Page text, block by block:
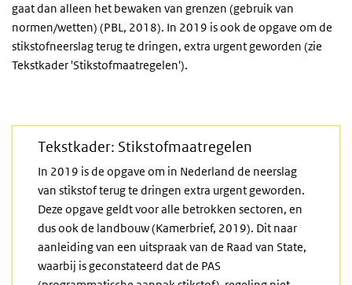
gaat dan alleen het bewaken van grenzen (gebruik van
normen/wetten) (PBL, 2018). In 2019 is ook de opgave om de
stikstofneerslag terug te dringen, extra urgent geworden (zie
Tekstkader 'Stikstofmaatregelen').
Tekstkader: Stikstofmaatregelen
In 2019 is de opgave om in Nederland de neerslag
van stikstof terug te dringen extra urgent geworden.
Deze opgave geldt voor alle betrokken sectoren, en
dus ook de landbouw (Kamerbrief, 2019). Dit naar
aanleiding van een uitspraak van de Raad van State,
waarbij is geconstateerd dat de PAS